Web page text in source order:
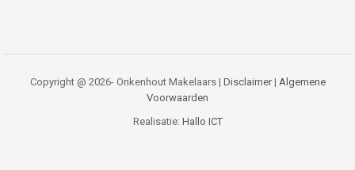
Copyright @ 2026- Onkenhout Makelaars | Disclaimer| Algemene
Voorwaarden
Realisatie: Hallo ICT